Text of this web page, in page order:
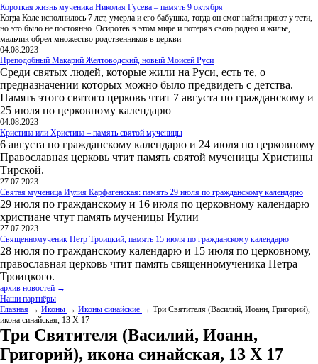
Короткая жизнь мученика Николая Гусева – память 9 октября
Когда Коле исполнилось 7 лет, умерла и его бабушка, тогда он смог найти приют у тети,
но это было не постоянно. Осиротев в этом мире и потеряв свою родню и жилье,
мальчик обрел множество родственников в церкви
04.08.2023
Преподобный Макарий Желтоводский, новый Моисей Руси
Среди святых людей, которые жили на Руси, есть те, о
предназначении которых можно было предвидеть с детства.
Память этого святого церковь чтит 7 августа по гражданскому и
25 июля по церковному календарю
04.08.2023
Кристина или Христина – память святой мученицы
6 августа по гражданскому календарю и 24 июля по церковному
Православная церковь чтит память святой мученицы Христины
Тирской.
27.07.2023
Святая мученица Иулия Карфагенская: память 29 июля по гражданскому календарю
29 июля по гражданскому и 16 июля по церковному календарю
христиане чтут память мученицы Иулии
27.07.2023
Священномученик Петр Троицкий, память 15 июля по гражданскому календарю
28 июля по гражданскому календарю и 15 июля по церковному,
православная церковь чтит память священномученика Петра
Троицкого.
архив новостей →
Наши партнёры
Главная → Иконы → Иконы синайские → Три Святителя (Василий, Иоанн, Григорий),
икона синайская, 13 Х 17
Три Святителя (Василий, Иоанн,
Григорий), икона синайская, 13 Х 17